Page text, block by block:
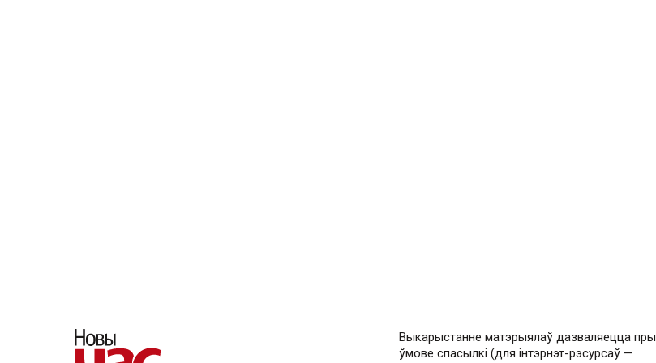
Выкарыстанне матэрыялаў дазваляецца пры
ўмове спасылкі (для інтэрнэт-рэсурсаў —